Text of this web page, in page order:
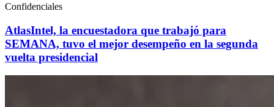
Confidenciales
AtlasIntel, la encuestadora que trabajó para
SEMANA, tuvo el mejor desempeño en la segunda
vuelta presidencial